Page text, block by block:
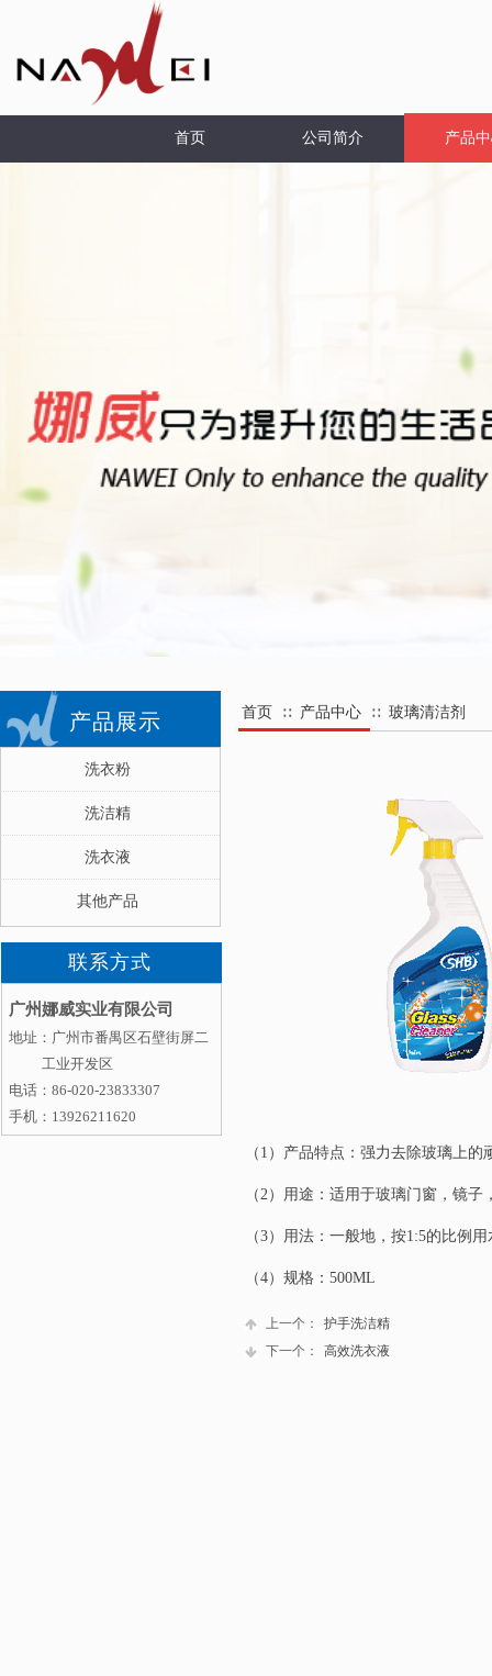
首页 公司简介 产品
首页 ∷ 产品中心 ∷ 玻璃清洁剂
产品展示
洗衣粉
洗洁精
洗衣液
其他产品
（1）产品特点：强力去除玻璃上
（2）用途：适用于玻璃门窗，镜子
（3）用法：一般地，按1:5的比例
（4）规格：500ML
上一个：
护手洗洁精
下一个：
高效洗衣液
联系方式
广州娜威实业有限公司
地址： 广州市番禺区石壁街屏二
工业开发区
电话：86-020-23833307
手机： 13926211620